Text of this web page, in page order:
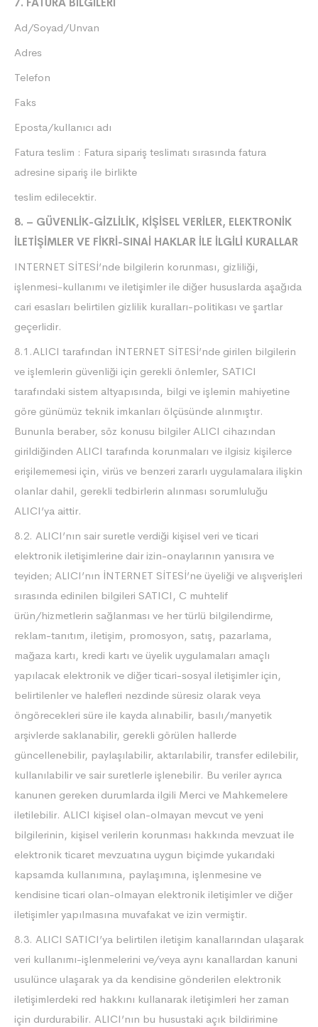
Ad/Soyad/Unvan
Adres
Telefon
Faks
Eposta/kullanıcı adı
Fatura teslim : Fatura sipariş teslimatı sırasında fatura
adresine sipariş ile birlikte
teslim edilecektir.
8. – GÜVENLİK-GİZLİLİK, KİŞİSEL VERİLER, ELEKTRONİK
İLETİŞİMLER VE FİKRİ-SINAİ HAKLAR İLE İLGİLİ KURALLAR
INTERNET SİTESİ’nde bilgilerin korunması, gizliliği,
işlenmesi-kullanımı ve iletişimler ile diğer hususlarda aşağıda
cari esasları belirtilen gizlilik kuralları-politikası ve şartlar
geçerlidir.
8.1.ALICI tarafından İNTERNET SİTESİ’nde girilen bilgilerin
ve işlemlerin güvenliği için gerekli önlemler, SATICI
tarafındaki sistem altyapısında, bilgi ve işlemin mahiyetine
göre günümüz teknik imkanları ölçüsünde alınmıştır.
Bununla beraber, söz konusu bilgiler ALICI cihazından
girildiğinden ALICI tarafında korunmaları ve ilgisiz kişilerce
erişilememesi için, virüs ve benzeri zararlı uygulamalara ilişkin
olanlar dahil, gerekli tedbirlerin alınması sorumluluğu
ALICI’ya aittir.
8.2. ALICI’nın sair suretle verdiği kişisel veri ve ticari
elektronik iletişimlerine dair izin-onaylarının yanısıra ve
teyiden; ALICI’nın İNTERNET SİTESİ’ne üyeliği ve alışverişleri
sırasında edinilen bilgileri SATICI, C muhtelif
ürün/hizmetlerin sağlanması ve her türlü bilgilendirme,
reklam-tanıtım, iletişim, promosyon, satış, pazarlama,
mağaza kartı, kredi kartı ve üyelik uygulamaları amaçlı
yapılacak elektronik ve diğer ticari-sosyal iletişimler için,
belirtilenler ve halefleri nezdinde süresiz olarak veya
öngörecekleri süre ile kayda alınabilir, basılı/manyetik
arşivlerde saklanabilir, gerekli görülen hallerde
güncellenebilir, paylaşılabilir, aktarılabilir, transfer edilebilir,
kullanılabilir ve sair suretlerle işlenebilir. Bu veriler ayrıca
kanunen gereken durumlarda ilgili Merci ve Mahkemelere
iletilebilir. ALICI kişisel olan-olmayan mevcut ve yeni
bilgilerinin, kişisel verilerin korunması hakkında mevzuat ile
elektronik ticaret mevzuatına uygun biçimde yukarıdaki
kapsamda kullanımına, paylaşımına, işlenmesine ve
kendisine ticari olan-olmayan elektronik iletişimler ve diğer
iletişimler yapılmasına muvafakat ve izin vermiştir.
8.3. ALICI SATICI’ya belirtilen iletişim kanallarından ulaşarak
veri kullanımı-işlenmelerini ve/veya aynı kanallardan kanuni
usulünce ulaşarak ya da kendisine gönderilen elektronik
iletişimlerdeki red hakkını kullanarak iletişimleri her zaman
için durdurabilir. ALICI’nın bu husustaki açık bildirimine